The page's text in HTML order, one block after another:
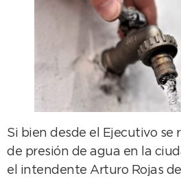
Si bien desde el Ejecutivo se
de presión de agua en la
el intendente Arturo Rojas